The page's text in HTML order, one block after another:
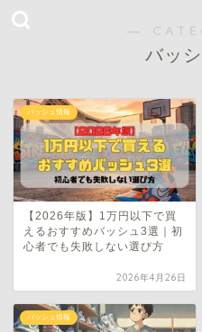
―
バッ
バッシュ情報
【2026年版】1万円以下で買
えるおすすめバッシュ3選｜初
心者でも失敗しない選び方
2026年4月26日
バッシュ情報